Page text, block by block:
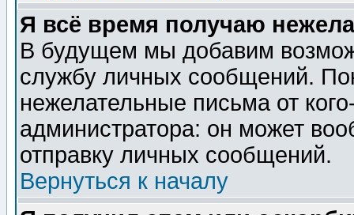
Я всё время получаю
В будущем мы добавим
службу личных сообщений.
нежелательные письма от
администратора: он может
отправку личных сообщений.
Вернуться к началу